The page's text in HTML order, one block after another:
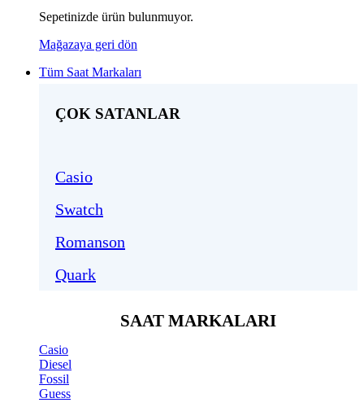
Sepetinizde ürün bulunmuyor.
Mağazaya geri dön
Tüm Saat Markaları
ÇOK SATANLAR
Casio
Swatch
Romanson
Quark
SAAT MARKALARI
Casio
Diesel
Fossil
Guess